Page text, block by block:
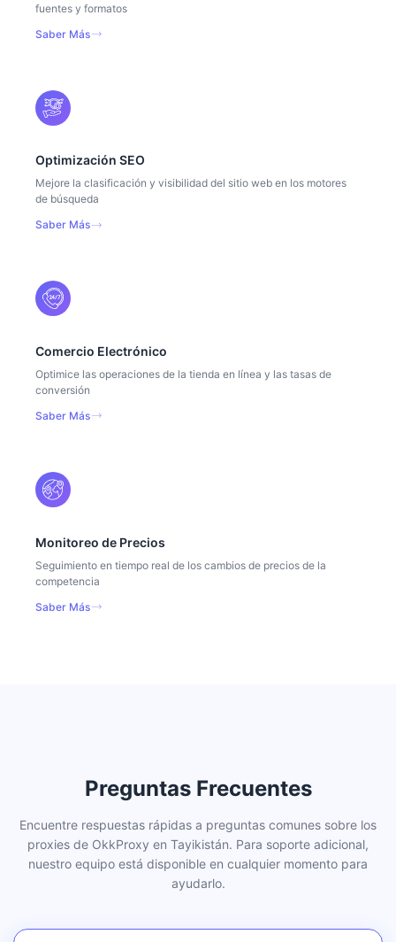
fuentes y formatos
Saber Más
Optimización SEO
Mejore la clasificación y visibilidad del sitio web en los motores
de búsqueda
Saber Más
Comercio Electrónico
Optimice las operaciones de la tienda en línea y las tasas de
conversión
Saber Más
Monitoreo de Precios
Seguimiento en tiempo real de los cambios de precios de la
competencia
Saber Más
Preguntas Frecuentes
Encuentre respuestas rápidas a preguntas comunes sobre los
proxies de OkkProxy en Tayikistán. Para soporte adicional,
nuestro equipo está disponible en cualquier momento para
ayudarlo.